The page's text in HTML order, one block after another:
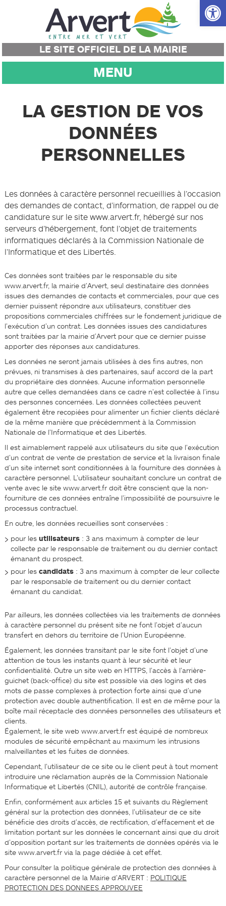
Ouvrir
LE SITE OFFICIEL DE LA MAIRIE
MENU
LA GESTION DE VOS
DONNÉES
PERSONNELLES
Les données à caractère personnel recueillies à l’occasion
des demandes de contact, d’information, de rappel ou de
candidature sur le site www.arvert.fr, hébergé sur nos
serveurs d’hébergement, font l’objet de traitements
informatiques déclarés à la Commission Nationale de
l’Informatique et des Libertés.
Ces données sont traitées par le responsable du site
www.arvert.fr, la mairie d’Arvert, seul destinataire des données
issues des demandes de contacts et commerciales, pour que ces
dernier puissent répondre aux utilisateurs, constituer des
propositions commerciales chiffrées sur le fondement juridique de
l’exécution d’un contrat. Les données issues des candidatures
sont traitées par la mairie d’Arvert pour que ce dernier puisse
apporter des réponses aux candidatures.
Les données ne seront jamais utilisées à des fins autres, non
prévues, ni transmises à des partenaires, sauf accord de la part
du propriétaire des données. Aucune information personnelle
autre que celles demandées dans ce cadre n’est collectée à l’insu
des personnes concernées. Les données collectées peuvent
également être recopiées pour alimenter un fichier clients déclaré
de la même manière que précédemment à la Commission
Nationale de l’Informatique et des Libertés.
Il est aimablement rappelé aux utilisateurs du site que l’exécution
d’un contrat de vente de prestation de service et la livraison finale
d’un site internet sont conditionnées à la fourniture des données à
caractère personnel. L’utilisateur souhaitant conclure un contrat de
vente avec le site www.arvert.fr doit être conscient que la non-
fourniture de ces données entraîne l’impossibilité de poursuivre le
processus contractuel.
En outre, les données recueillies sont conservées :
pour les utilisateurs: 3 ans maximum à compter de leur
collecte par le responsable de traitement ou du dernier contact
émanant du prospect.
pour les candidats: 3 ans maximum à compter de leur collecte
par le responsable de traitement ou du dernier contact
émanant du candidat.
Par ailleurs, les données collectées via les traitements de données
à caractère personnel du présent site ne font l’objet d’aucun
transfert en dehors du territoire de l’Union Européenne.
Également, les données transitant par le site font l’objet d’une
attention de tous les instants quant à leur sécurité et leur
confidentialité. Outre un site web en HTTPS, l’accès à l’arrière-
guichet (back-office) du site est possible via des logins et des
mots de passe complexes à protection forte ainsi que d’une
protection avec double authentification. Il est en de même pour la
boîte mail réceptacle des données personnelles des utilisateurs et
clients.
Également, le site web www.arvert.fr est équipé de nombreux
modules de sécurité empêchant au maximum les intrusions
malveillantes et les fuites de données.
Cependant, l’utilisateur de ce site ou le client peut à tout moment
introduire une réclamation auprès de la Commission Nationale
Informatique et Libertés (CNIL), autorité de contrôle française.
Enfin, conformément aux articles 15 et suivants du Règlement
général sur la protection des données, l’utilisateur de ce site
bénéficie des droits d’accès, de rectification, d’effacement et de
limitation portant sur les données le concernant ainsi que du droit
d’opposition portant sur les traitements de données opérés via le
site www.arvert.fr via la page dédiée à cet effet.
Pour consulter la politique générale de protection des données à
caractère personnel de la Mairie d’ARVERT : POLITIQUE
PROTECTION DES DONNEES APPROUVEE